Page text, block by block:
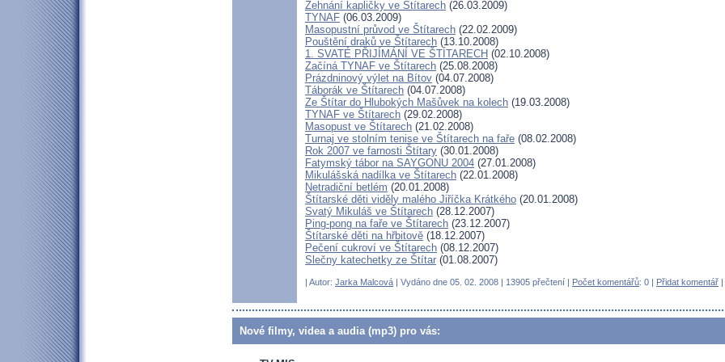
Žehnání kapličky ve Štítarech (26.03.2009)
TYNAF (06.03.2009)
Masopustní průvod ve Štítarech (22.02.2009)
Pouštění draků ve Štítarech (13.10.2008)
1. SVATÉ PŘIJÍMÁNÍ VE ŠTÍTARECH (02.10.2008)
Začíná TYNAF ve Štítarech (25.08.2008)
Prázdninový výlet na Bítov (04.07.2008)
Táborák ve Štítarech (04.07.2008)
Ze Štítar do Hlubokých Mašůvek na kolech (19.03.2008)
TYNAF ve Štítarech (29.02.2008)
Masopust ve Štítarech (21.02.2008)
Turnaj ve stolním tenise ve Štítarech na faře (08.02.2008)
Rok 2007 ve farnosti Štítary (30.01.2008)
Fatymský tábor na SAYGONU 2004 (27.01.2008)
Mikulášská nadílka ve Štítarech (22.01.2008)
Netradiční betlém (20.01.2008)
Štítarské děti viděly malého Jiříčka Krátkého (20.01.2008)
Svatý Mikuláš ve Štítarech (28.12.2007)
Ping-pong na faře ve Štítarech (23.12.2007)
Štítarské děti na hřbitově (18.12.2007)
Pečení cukroví ve Štítarech (08.12.2007)
Slečny katechetky ze Štítar (01.08.2007)
| Autor: Jarka Malcová | Vydáno dne 05. 02. 2008 | 13905 přečtení | Počet komentářů: 0 | Přidat komentář |
Nové filmy, videa a audia (mp3) pro vás: